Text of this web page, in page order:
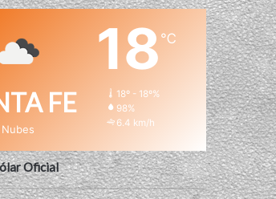
FE
Nubes
18℃
18º - 18º%
98%
6.4 km/h
Oficial